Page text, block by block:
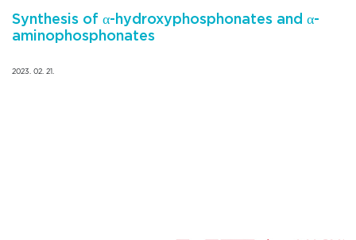
Synthesis of α-hydroxyphosphonates and α-
aminophosphonates
2023. 02. 21.